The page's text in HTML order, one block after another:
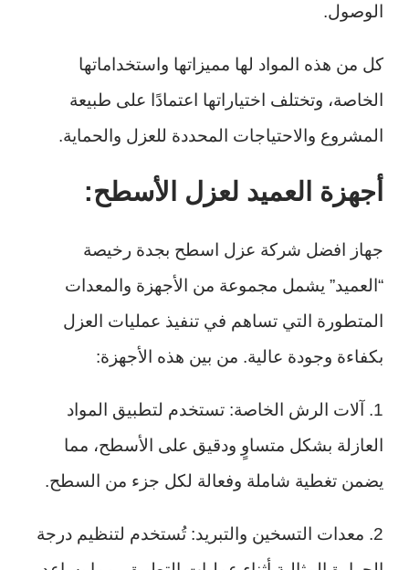
الوصول.
كل من هذه المواد لها مميزاتها واستخداماتها
الخاصة، وتختلف اختياراتها اعتمادًا على طبيعة
المشروع والاحتياجات المحددة للعزل والحماية.
أجهزة العميد لعزل الأسطح:
جهاز افضل شركة عزل اسطح بجدة رخيصة
“العميد” يشمل مجموعة من الأجهزة والمعدات
المتطورة التي تساهم في تنفيذ عمليات العزل
بكفاءة وجودة عالية. من بين هذه الأجهزة:
1. آلات الرش الخاصة: تستخدم لتطبيق المواد
العازلة بشكل متساوٍ ودقيق على الأسطح، مما
يضمن تغطية شاملة وفعالة لكل جزء من السطح.
2. معدات التسخين والتبريد: تُستخدم لتنظيم درجة